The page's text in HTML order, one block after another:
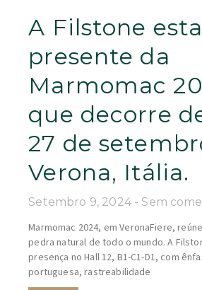
A Filstone
presente da
Marmomac
que decorre
27 de
Verona, Itália.
Setembro 9, 2024 Sem
Marmomac 2024, em VeronaFiere,
pedra natural de todo o mundo. A
presença no Hall 12, B1-C1-D1, com
portuguesa, rastreabilidade